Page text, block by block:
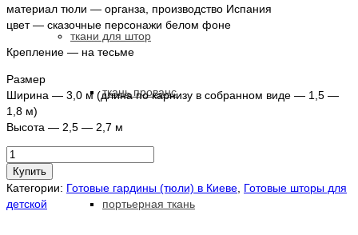
ткани для штор
ткань прованс
тюли
портьерная ткань
материал тюли — органза, производство Испания
цвет — сказочные персонажи белом фоне
Крепление — на тесьме
Размер
Ширина — 3,0 м (длина по карнизу в собранном виде — 1,5 —
1,8 м)
Высота — 2,5 — 2,7 м
Количество
товара
Тюль
в
Купить
Категории: Готовые гардины (тюли) в Киеве Готовые шторы для
детской